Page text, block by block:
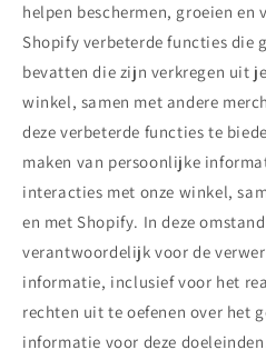
helpen beschermen, groeien en
Shopify verbeterde functies die
bevatten die zijn verkregen uit
winkel, samen met andere
deze verbeterde functies te
maken van persoonlijke
interacties met onze winkel,
en met Shopify. In deze
verantwoordelijk voor de
informatie, inclusief voor het
rechten uit te oefenen over het
informatie voor deze